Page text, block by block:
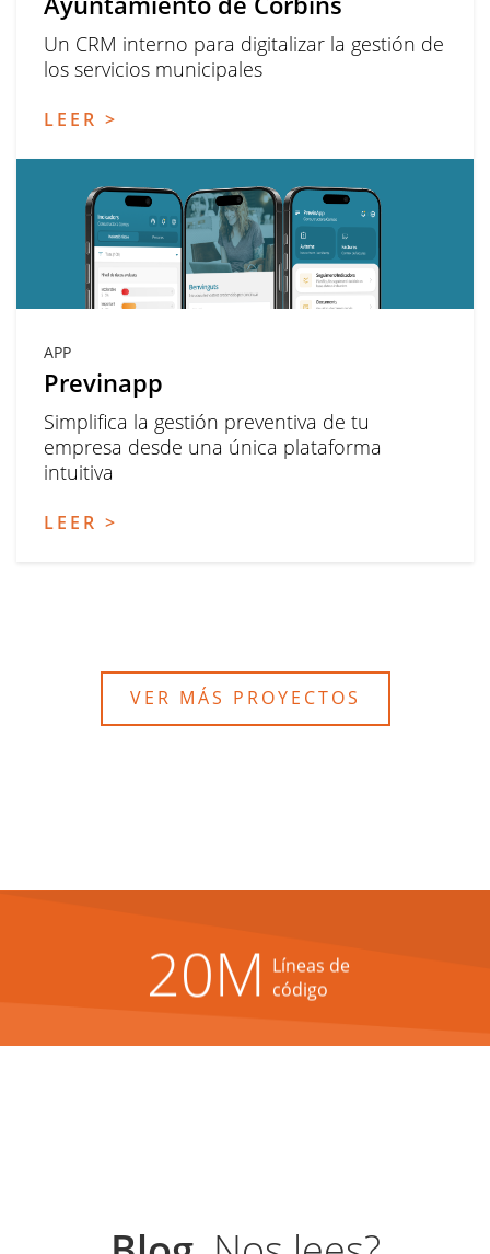
Un CRM interno para digitalizar la gestión de
los servicios municipales
LEER >
APP
Previnapp
Simplifica la gestión preventiva de tu
empresa desde una única plataforma
intuitiva
LEER >
VER MÁS PROYECTOS
20M Líneas de
código